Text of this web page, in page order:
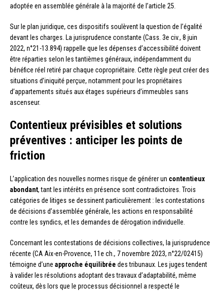
adoptée en assemblée générale à la majorité de l’article 25.
Sur le plan juridique, ces dispositifs soulèvent la question de l’égalité
devant les charges. La jurisprudence constante (Cass. 3e civ., 8 juin
2022, n°21-13.894) rappelle que les dépenses d’accessibilité doivent
être réparties selon les tantièmes généraux, indépendamment du
bénéfice réel retiré par chaque copropriétaire. Cette règle peut créer des
situations d’iniquité perçue, notamment pour les propriétaires
d’appartements situés aux étages supérieurs d’immeubles sans
ascenseur.
Contentieux prévisibles et solutions
préventives : anticiper les points de
friction
L’application des nouvelles normes risque de générer un contentieux
abondant, tant les intérêts en présence sont contradictoires. Trois
catégories de litiges se dessinent particulièrement : les contestations
de décisions d’assemblée générale, les actions en responsabilité
contre les syndics, et les demandes de dérogation individuelle.
Concernant les contestations de décisions collectives, la jurisprudence
récente (CA Aix-en-Provence, 11e ch., 7 novembre 2023, n°22/02415)
témoigne d’une approche équilibrée des tribunaux. Les juges tendent
à valider les résolutions adoptant des travaux d’adaptabilité, même
coûteux, dès lors que le processus décisionnel a respecté le